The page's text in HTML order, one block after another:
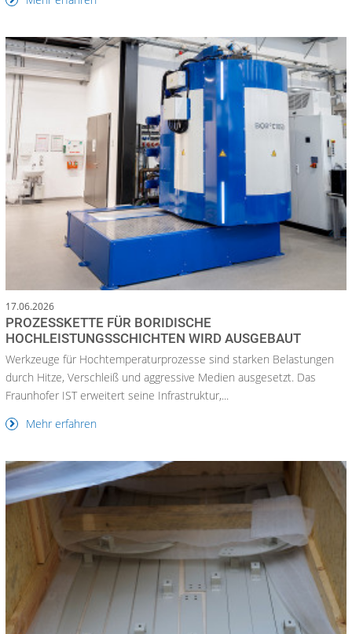
17.06.2026
PROZESSKETTE FÜR BORIDISCHE
HOCHLEISTUNGSSCHICHTEN WIRD AUSGEBAUT
Werkzeuge für Hochtemperaturprozesse sind starken Belastungen
durch Hitze, Verschleiß und aggressive Medien ausgesetzt. Das
Fraunhofer IST erweitert seine Infrastruktur,...
Mehr erfahren